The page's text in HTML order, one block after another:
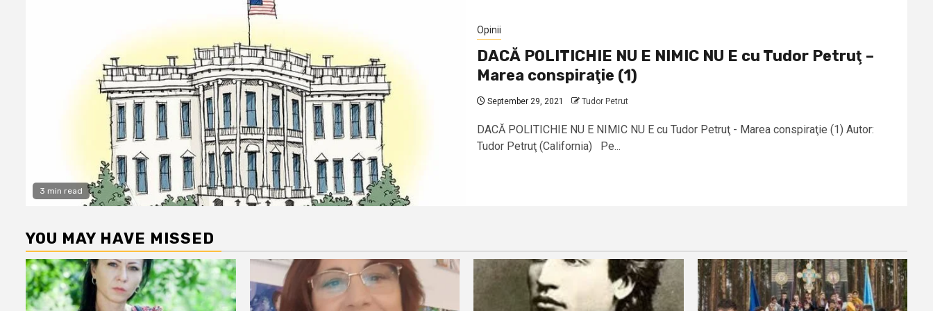
3 min read
Opinii
DACĂ POLITICHIE NU E NIMIC NU E cu Tudor Petruţ –
Marea conspiraţie (1)
September 29, 2021 Tudor Petrut
DACĂ POLITICHIE NU E NIMIC NU E cu Tudor Petruţ - Marea conspiraţie (1) Autor:
Tudor Petruţ (California) Pe...
YOU MAY HAVE MISSED